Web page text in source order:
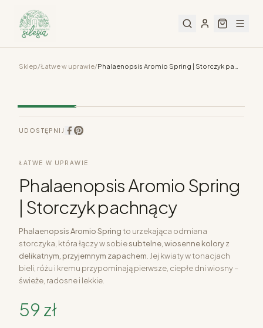
Sklep/Łatwe w uprawie/
UDOSTĘPNIJ
ŁATWE W UPRAWIE
Phalaenopsis Aromio Spring
| Storczyk pachnący
Phalaenopsis Aromio Spring to urzekająca odmiana
storczyka, która łączy w sobiesubtelne, wiosenne koloryz
delikatnym, przyjemnym zapachem . Jej kwiaty w tonacjach
bieli, różu i kremu przypominają pierwsze, ciepłe dni wiosny –
świeże, radosne i lekkie.
59 zł